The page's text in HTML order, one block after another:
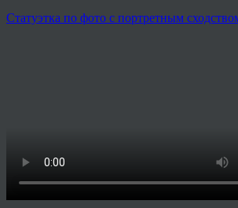
Статуэтка по фото с портретным